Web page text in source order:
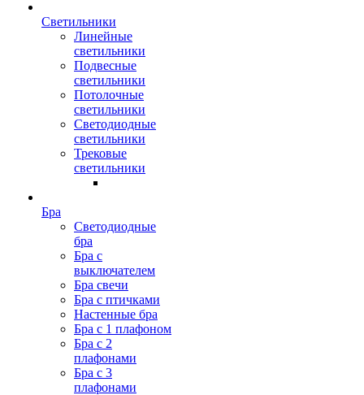
Светильники
Линейные
светильники
Подвесные
светильники
Потолочные
светильники
Светодиодные
светильники
Трековые
светильники
Бра
Светодиодные
бра
Бра с
выключателем
Бра свечи
Бра с птичками
Настенные бра
Бра с 1 плафоном
Бра с 2
плафонами
Бра с 3
плафонами